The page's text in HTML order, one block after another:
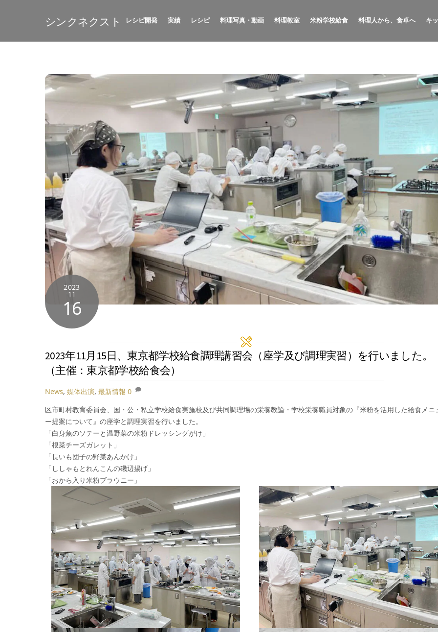
シンクネクスト レシピ開発 実績 レシピ 料理写真・動画 料理教室 米粉学校給食 料理人から、食卓へ キ
2023
11
16
2023年11月15日、東京都学校給食調理講習会（座学及び調理実習）を行いました。
（主催：東京都学校給食会）
News, 媒体出演, 最新情報 0
区市町村教育委員会、国・公・私立学校給食実施校及び共同調理場の栄養教論・学校栄養職員対象の『米粉を活用した給食メニ
ー提案について』の座学と調理実習を行いました。
「白身魚のソテーと温野菜の米粉ドレッシングがけ」
「根菜チーズガレット」
「長いも団子の野菜あんかけ」
「ししゃもとれんこんの磯辺揚げ」
「おから入り米粉ブラウニー」